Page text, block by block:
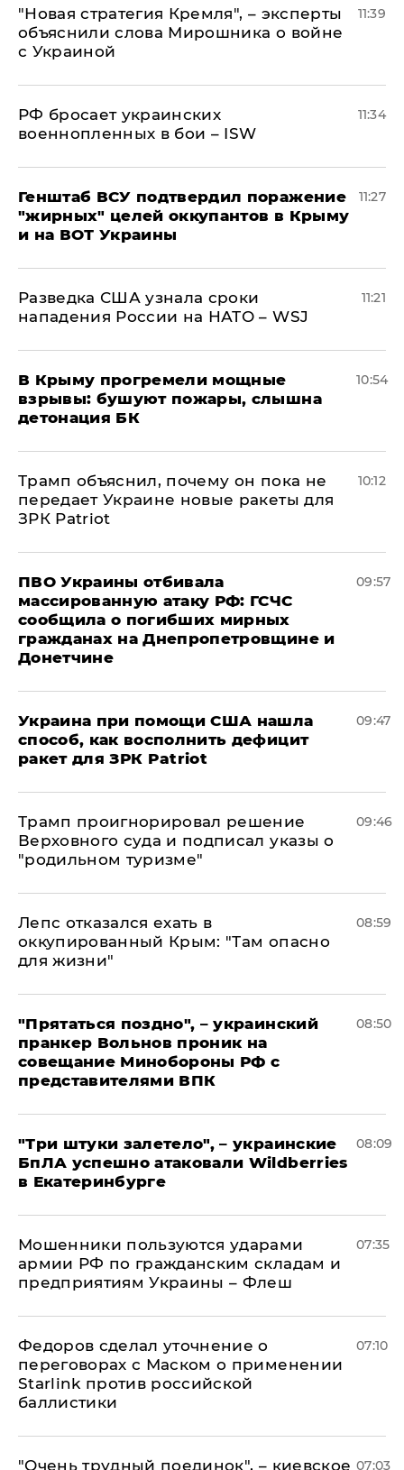
"Новая стратегия Кремля", – эксперты
объяснили слова Мирошника о войне
с Украиной
11:39
РФ бросает украинских
военнопленных в бои – ISW
11:34
Генштаб ВСУ подтвердил поражение
"жирных" целей оккупантов в Крыму
и на ВОТ Украины
11:27
Разведка США узнала сроки
нападения России на НАТО – WSJ
11:21
В Крыму прогремели мощные
взрывы: бушуют пожары, слышна
детонация БК
10:54
Трамп объяснил, почему он пока не
передает Украине новые ракеты для
ЗРК Patriot
10:12
ПВО Украины отбивала
массированную атаку РФ: ГСЧС
сообщила о погибших мирных
гражданах на Днепропетровщине и
Донетчине
09:57
Украина при помощи США нашла
способ, как восполнить дефицит
ракет для ЗРК Patriot
09:47
Трамп проигнорировал решение
Верховного суда и подписал указы о
"родильном туризме"
09:46
Лепс отказался ехать в
оккупированный Крым: "Там опасно
для жизни"
08:59
"Прятаться поздно", – украинский
пранкер Вольнов проник на
совещание Минобороны РФ с
представителями ВПК
08:50
"Три штуки залетело", – украинские
БпЛА успешно атаковали Wildberries
в Екатеринбурге
08:09
Мошенники пользуются ударами
армии РФ по гражданским складам и
предприятиям Украины – Флеш
07:35
Федоров сделал уточнение о
переговорах с Маском о применении
Starlink против российской
баллистики
07:10
"Очень трудный поединок", – киевское 07:03